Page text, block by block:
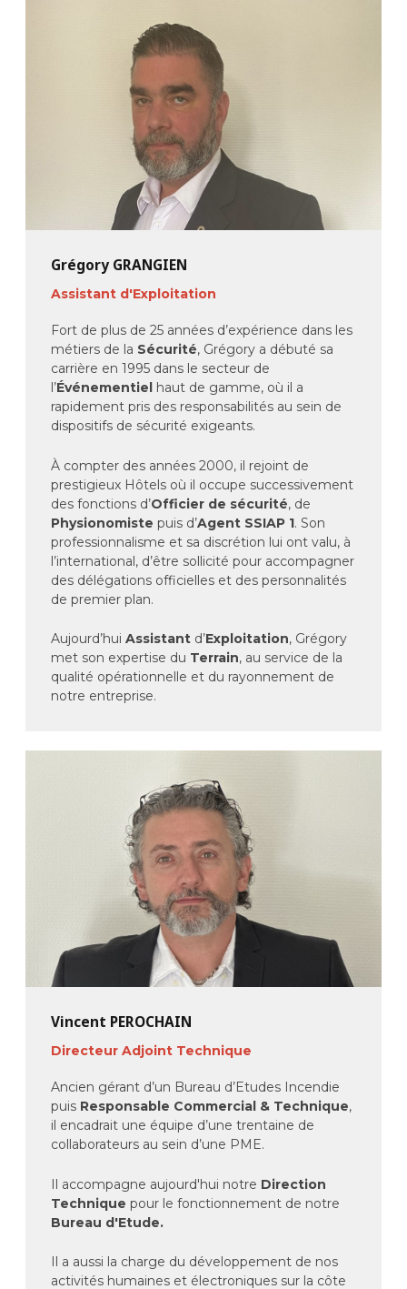
Grégory GRANGIEN
Assistant d'Exploitation
Fort de plus de 25 années d’expérience dans les
métiers de la Sécurité, Grégory a débuté sa
carrière en 1995 dans le secteur de
l’Événementiel haut de gamme, où il a
rapidement pris des responsabilités au sein de
dispositifs de sécurité exigeants.
À compter des années 2000, il rejoint de
prestigieux Hôtels où il occupe successivement
des fonctions d’Officier de sécurité, de
Physionomiste puis d’Agent SSIAP 1. Son
professionnalisme et sa discrétion lui ont valu, à
l’international, d’être sollicité pour accompagner
des délégations officielles et des personnalités
de premier plan.
Aujourd’hui Assistant d’Exploitation, Grégory
met son expertise du Terrain, au service de la
qualité opérationnelle et du rayonnement de
notre entreprise.
Vincent PEROCHAIN
Directeur Adjoint Technique
Ancien gérant d’un Bureau d’Etudes Incendie
puis Responsable Commercial & Technique,
il encadrait une équipe d’une trentaine de
collaborateurs au sein d’une PME.
Il accompagne aujourd'hui notre Direction
Technique pour le fonctionnement de notre
Bureau d'Etude.
Il a aussi la charge du développement de nos
activités humaines et électroniques sur la côte